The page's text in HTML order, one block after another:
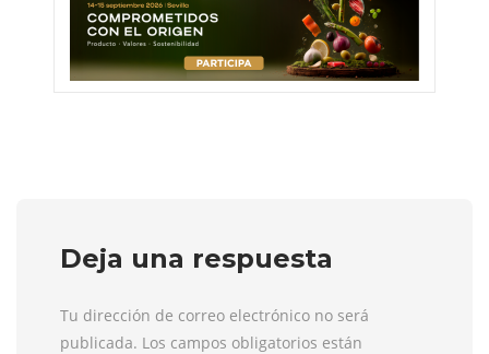
Deja una respuesta
Tu dirección de correo electrónico no será
publicada. Los campos obligatorios están